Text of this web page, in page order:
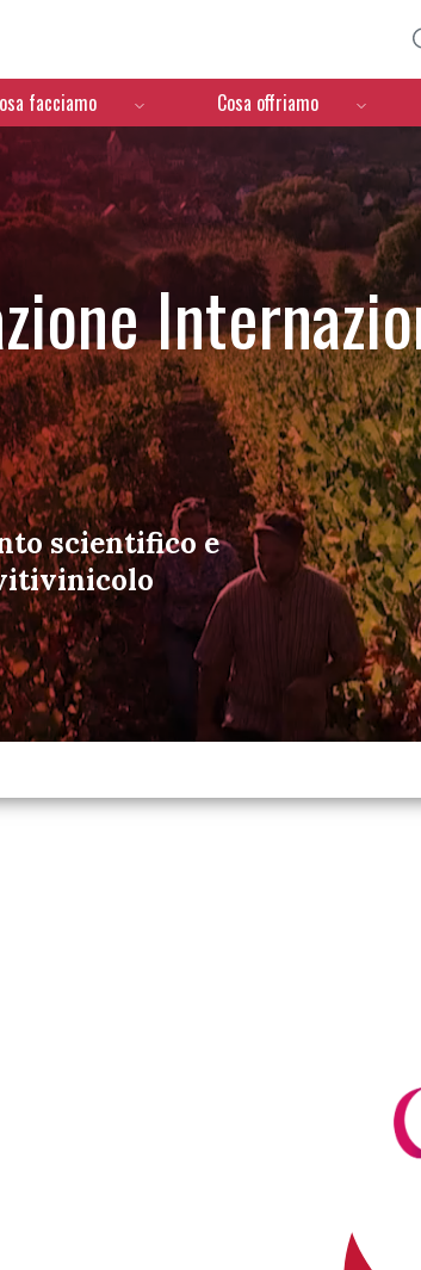
facciamo Cosa offriamo
scientifico e